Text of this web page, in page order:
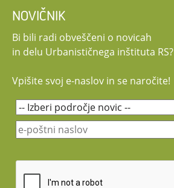
NOVIČNIK
Bi bili radi obveščeni o novicah
in delu Urbanističnega inštituta RS?
Vpišite svoj e-naslov in se naročite!